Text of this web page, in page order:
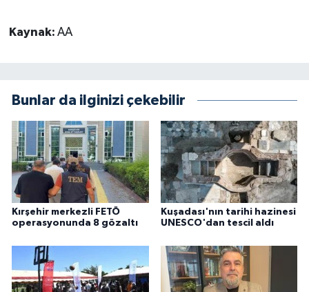
Kaynak: AA
Bunlar da ilginizi çekebilir
Kırşehir merkezli FETÖ
operasyonunda 8 gözaltı
Kuşadası'nın tarihi hazinesi
UNESCO'dan tescil aldı